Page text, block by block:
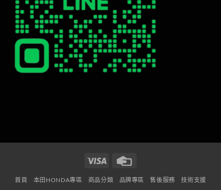
Visa
首頁 本田HONDA專區 商品分類 品牌專區 售後服務 技術支援